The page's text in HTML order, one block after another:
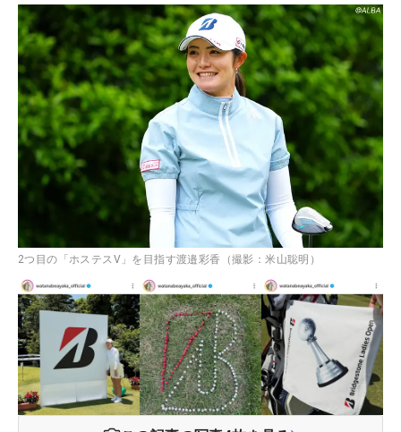
2つ目の「ホステスV」を目指す渡邉彩香（撮影：米山聡明）